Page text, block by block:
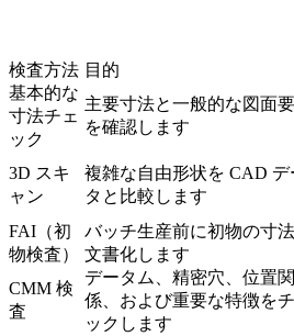
検査方法 目的
基本的な
寸法チェ
ック
主要寸法と一般的な図面
を確認します
3D スキ
ャン
複雑な自由形状を CAD デ
タと比較します
FAI（初
物検査）
バッチ生産前に初物の寸
文書化します
CMM 検
査
データム、精密穴、位置関
係、および重要な特徴を
ックします